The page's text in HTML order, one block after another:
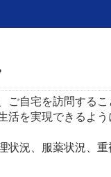
ご自宅を訪問する
を実現できるよう
況、服薬状況、